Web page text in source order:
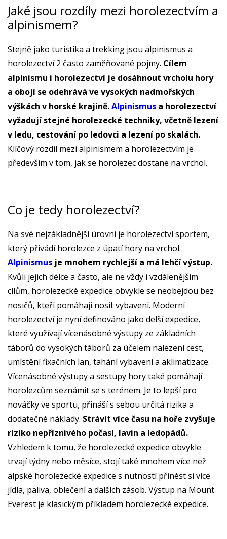
Jaké jsou rozdíly mezi horolezectvím a
alpinismem?
Stejně jako turistika a trekking jsou alpinismus a
horolezectví 2 často zaměňované pojmy. Cílem
alpinismu i horolezectví je dosáhnout vrcholu hory
a obojí se odehrává ve vysokých nadmořských
výškách v horské krajině.Alpinismus a horolezectví
vyžadují stejné horolezecké techniky, včetně lezení
v ledu, cestování po ledovci a lezení po skalách.
Klíčový rozdíl mezi alpinismem a horolezectvím je
především v tom, jak se horolezec dostane na vrchol.
Co je tedy horolezectví?
Na své nejzákladnější úrovni je horolezectví sportem,
který přivádí horolezce z úpatí hory na vrchol.
Alpinismus je mnohem rychlejší a má lehčí výstup.
Kvůli jejich délce a často, ale ne vždy i vzdálenějším
cílům, horolezecké expedice obvykle se neobejdou bez
nosičů, kteří pomáhají nosit vybavení. Moderní
horolezectví je nyní definováno jako delší expedice,
které využívají vícenásobné výstupy ze základních
táborů do vysokých táborů za účelem nalezení cest,
umístění fixačních lan, tahání vybavení a aklimatizace.
Vícenásobné výstupy a sestupy hory také pomáhají
horolezcům seznámit se s terénem. Je to lepší pro
nováčky ve sportu, přináší s sebou určitá rizika a
dodatečné náklady. Strávit více času na hoře zvyšuje
riziko nepříznivého počasí, lavin a ledopádů.
Vzhledem k tomu, že horolezecké expedice obvykle
trvají týdny nebo měsíce, stojí také mnohem více než
alpské horolezecké expedice s nutností přinést si více
jídla, paliva, oblečení a dalších zásob. Výstup na Mount
Everest je klasickým příkladem horolezecké expedice.